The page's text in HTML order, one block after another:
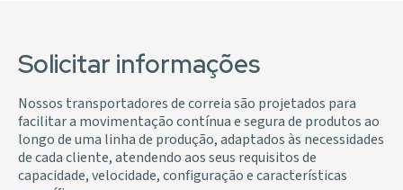
Solicitar informações
Nossos transportadores de correia são projetados para
facilitar a movimentação contínua e segura de produtos ao
longo de uma linha de produção, adaptados às necessidades
de cada cliente, atendendo aos seus requisitos de
capacidade, velocidade, configuração e características